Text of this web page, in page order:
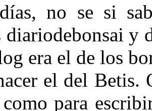
no se si
diariodebonsai y
era el de los
el del Betis.
como para